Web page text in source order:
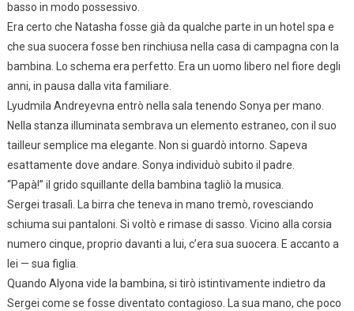
basso in modo possessivo.
Era certo che Natasha fosse già da qualche parte in un hotel spa e
che sua suocera fosse ben rinchiusa nella casa di campagna con la
bambina. Lo schema era perfetto. Era un uomo libero nel fiore degli
anni, in pausa dalla vita familiare.
Lyudmila Andreyevna entrò nella sala tenendo Sonya per mano.
Nella stanza illuminata sembrava un elemento estraneo, con il suo
tailleur semplice ma elegante. Non si guardò intorno. Sapeva
esattamente dove andare. Sonya individuò subito il padre.
“Papà!” il grido squillante della bambina tagliò la musica.
Sergei trasalì. La birra che teneva in mano tremò, rovesciando
schiuma sui pantaloni. Si voltò e rimase di sasso. Vicino alla corsia
numero cinque, proprio davanti a lui, c’era sua suocera. E accanto a
lei — sua figlia.
Quando Alyona vide la bambina, si tirò istintivamente indietro da
Sergei come se fosse diventato contagioso. La sua mano, che poco